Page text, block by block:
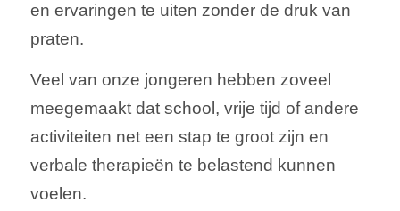
en ervaringen te uiten zonder de druk van
praten.
Veel van onze jongeren hebben zoveel
meegemaakt dat school, vrije tijd of andere
activiteiten net een stap te groot zijn en
verbale therapieën te belastend kunnen
voelen.